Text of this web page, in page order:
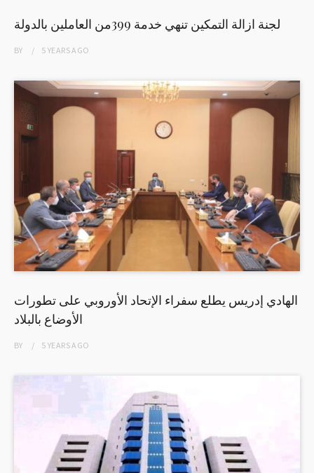
لجنة ازالة التمكين تنهي خدمة 399من العاملين بالدولة
BY 5 YEARSAGO
الهادي إدريس يطلع سفراء الإتحاد الأوروبي على تطورات
الأوضاع بالبلاد
BY 5 YEARSAGO